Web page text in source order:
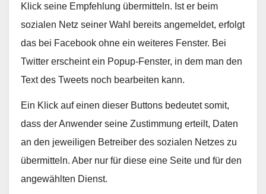
Klick seine Empfehlung übermitteln. Ist er beim
sozialen Netz seiner Wahl bereits angemeldet, erfolgt
das bei Facebook ohne ein weiteres Fenster. Bei
Twitter erscheint ein Popup-Fenster, in dem man den
Text des Tweets noch bearbeiten kann.
Ein Klick auf einen dieser Buttons bedeutet somit,
dass der Anwender seine Zustimmung erteilt, Daten
an den jeweiligen Betreiber des sozialen Netzes zu
übermitteln. Aber nur für diese eine Seite und für den
angewählten Dienst.